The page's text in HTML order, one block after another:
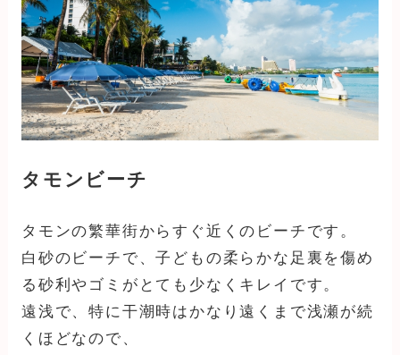
タモンビーチ
タモンの繁華街からすぐ近くのビーチです。
白砂のビーチで、子どもの柔らかな足裏を傷め
る砂利やゴミがとても少なくキレイです。
遠浅で、特に干潮時はかなり遠くまで浅瀬が続
くほどなので、